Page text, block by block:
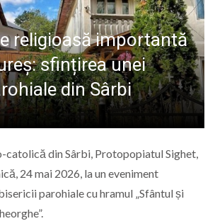
religioasă importantă
sfințirea unei
din Sârbi
catolică din Sârbi, Protopopiatul Sighet,
24 mai 2026, la un eveniment
parohiale cu hramul „Sfântul și